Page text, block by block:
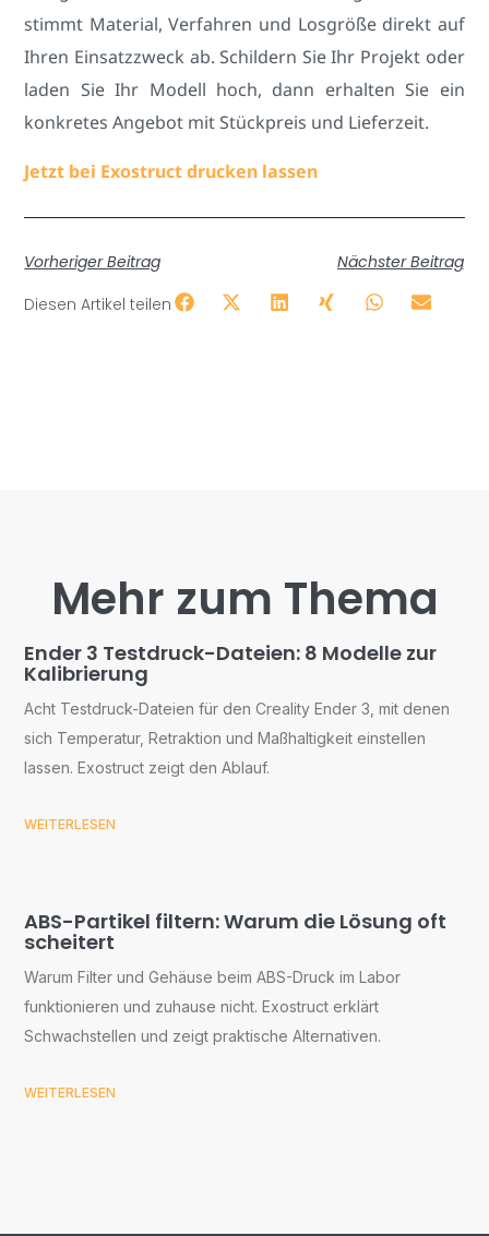
stimmt Material, Verfahren und Losgröße direkt auf
Ihren Einsatzzweck ab. Schildern Sie Ihr Projekt oder
laden Sie Ihr Modell hoch, dann erhalten Sie ein
konkretes Angebot mit Stückpreis und Lieferzeit.
Jetzt bei Exostruct drucken lassen
Vorheriger Beitrag
Nächster Beitrag
Diesen Artikel teilen
Mehr zum Thema
Ender 3 Testdruck-Dateien: 8 Modelle zur
Kalibrierung
Acht Testdruck-Dateien für den Creality Ender 3, mit denen
sich Temperatur, Retraktion und Maßhaltigkeit einstellen
lassen. Exostruct zeigt den Ablauf.
WEITERLESEN
ABS-Partikel filtern: Warum die Lösung oft
scheitert
Warum Filter und Gehäuse beim ABS-Druck im Labor
funktionieren und zuhause nicht. Exostruct erklärt
Schwachstellen und zeigt praktische Alternativen.
WEITERLESEN